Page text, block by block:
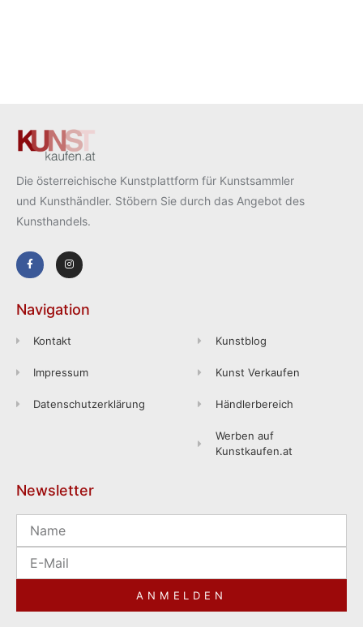
Die österreichische Kunstplattform für Kunstsammler
und Kunsthändler. Stöbern Sie durch das Angebot des
Kunsthandels.
Navigation
Kontakt
Impressum
Datenschutzerklärung
Kunstblog
Kunst Verkaufen
Händlerbereich
Werben auf
Kunstkaufen.at
Newsletter
ANMELDEN